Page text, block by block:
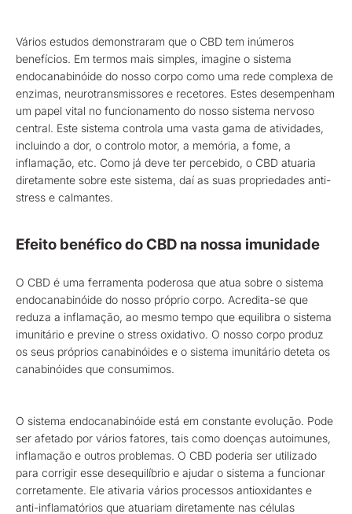
Vários estudos demonstraram que o CBD tem inúmeros
benefícios. Em termos mais simples, imagine o sistema
endocanabinóide do nosso corpo como uma rede complexa de
enzimas, neurotransmissores e recetores. Estes desempenham
um papel vital no funcionamento do nosso sistema nervoso
central. Este sistema controla uma vasta gama de atividades,
incluindo a dor, o controlo motor, a memória, a fome, a
inflamação, etc. Como já deve ter percebido, o CBD atuaria
diretamente sobre este sistema, daí as suas propriedades anti-
stress e calmantes.
Efeito benéfico do CBD na nossa imunidade
O CBD é uma ferramenta poderosa que atua sobre o sistema
endocanabinóide do nosso próprio corpo. Acredita-se que
reduza a inflamação, ao mesmo tempo que equilibra o sistema
imunitário e previne o stress oxidativo. O nosso corpo produz
os seus próprios canabinóides e o sistema imunitário deteta os
canabinóides que consumimos.
O sistema endocanabinóide está em constante evolução. Pode
ser afetado por vários fatores, tais como doenças autoimunes,
inflamação e outros problemas. O CBD poderia ser utilizado
para corrigir esse desequilíbrio e ajudar o sistema a funcionar
corretamente. Ele ativaria vários processos antioxidantes e
anti-inflamatórios que atuariam diretamente nas células